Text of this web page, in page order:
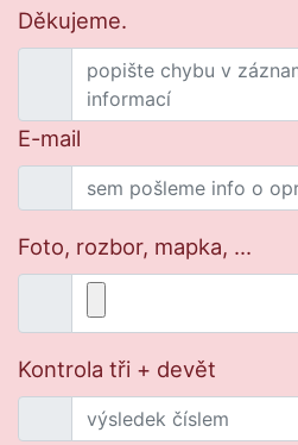
Děkujeme.
E-mail
Foto, rozbor, mapka, ...
Kontrola tři + devět